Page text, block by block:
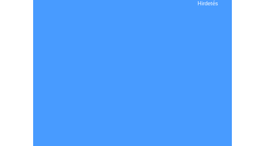
Hirdetés